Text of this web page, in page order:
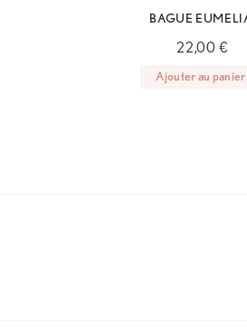
BAGUE
22,00 €
Ajouter au panier